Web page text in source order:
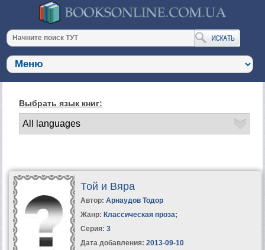
Выбрать язык книг:
Той и Вяра
Автор: Арнаудов Тодор
Жанр: Классическая проза;
Серия: 3
Дата добавления: 2013-09-10